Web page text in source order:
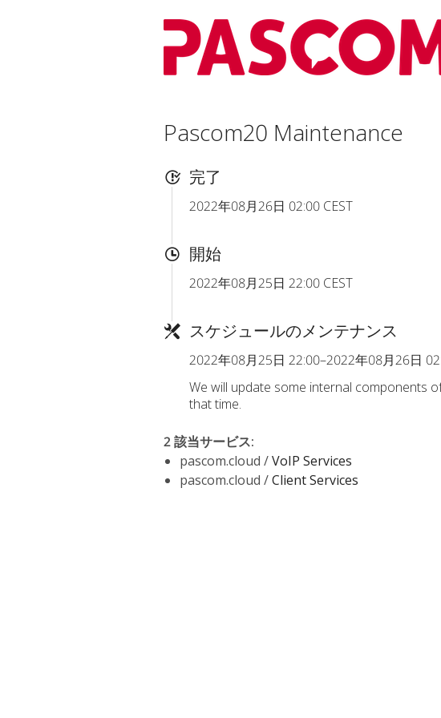
Pascom20 Maintenance
完了
2022年08月26日 02:00 CEST
開始
2022年08月25日 22:00 CEST
スケジュールのメンテナンス
2022年08月25日 22:00–2022年08月26日
We will update some internal components
that time.
2 該当サービス:
pascom.cloud /VoIP Services
pascom.cloud /Client Services